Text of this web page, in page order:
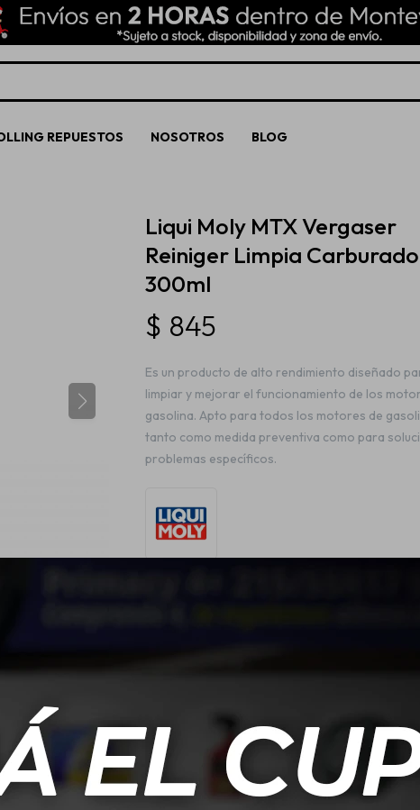
REPUESTOS NOSOTROS BLOG
Liqui Moly MTX Vergaser
Reiniger Limpia
300ml
$ 845
Es un producto de alto rendimiento diseñado
limpiar y mejorar el funcionamiento de los
gasolina. Apto para todos los motores de
tanto como medida preventiva como para
problemas específicos.